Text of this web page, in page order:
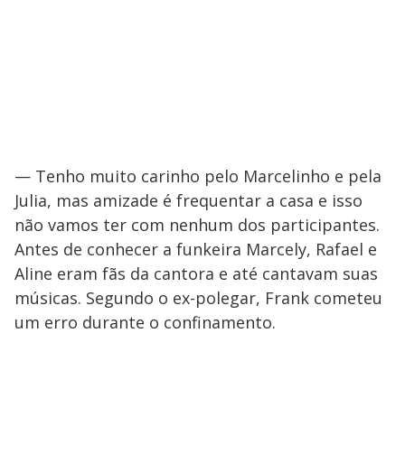
— Tenho muito carinho pelo Marcelinho e pela
Julia, mas amizade é frequentar a casa e isso
não vamos ter com nenhum dos participantes.
Antes de conhecer a funkeira Marcely, Rafael e
Aline eram fãs da cantora e até cantavam suas
músicas. Segundo o ex-polegar, Frank cometeu
um erro durante o confinamento.